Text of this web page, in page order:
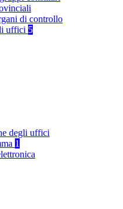
di controllo
uffici 5
degli uffici
1